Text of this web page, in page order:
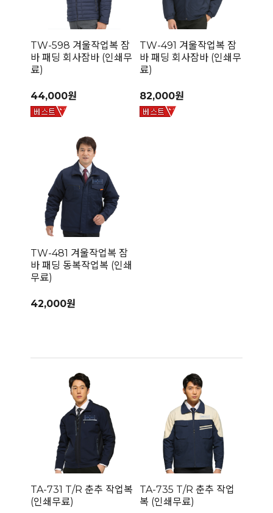
TW-598 겨울작업복 잠
바 패딩 회사잠바 (인쇄무
료)
44,000원
TW-491 겨울작업복 잠
바 패딩 회사잠바 (인쇄무
료)
82,000원
TW-481 겨울작업복 잠
바 패딩 동복작업복 (인쇄
무료)
42,000원
TA-731 T/R 춘추 작업복
(인쇄무료)
TA-735 T/R 춘추 작업
복 (인쇄무료)